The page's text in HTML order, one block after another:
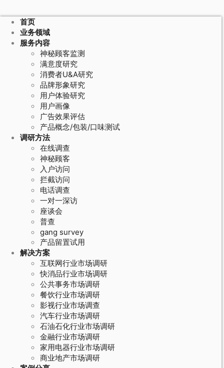
首页
业务领域
服务内容
神秘顾客监测
满意度研究
消费者U&A研究
品牌形象研究
用户体验研究
用户画像
广告效果评估
产品概念/包装/口味测试
调研方法
在线调查
神秘顾客
入户访问
拦截访问
电话调查
一对一深访
座谈会
普查
gang survey
产品留置试用
解决方案
互联网行业市场调研
快消品行业市场调研
公共事务市场调研
餐饮行业市场调研
影视行业市场调查
汽车行业市场调研
石油石化行业市场调研
金融行业市场调研
家用电器行业市场调研
商业地产市场调研
June 30, 2026
敏捷市场调研方法的满意度追踪：周